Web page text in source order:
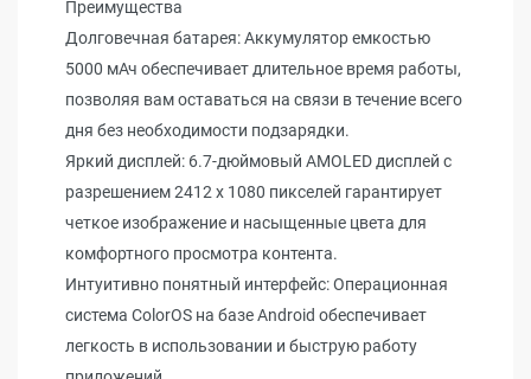
Преимущества
Долговечная батарея: Аккумулятор емкостью
5000 мАч обеспечивает длительное время работы,
позволяя вам оставаться на связи в течение всего
дня без необходимости подзарядки.
Яркий дисплей: 6.7-дюймовый AMOLED дисплей с
разрешением 2412 x 1080 пикселей гарантирует
четкое изображение и насыщенные цвета для
комфортного просмотра контента.
Интуитивно понятный интерфейс: Операционная
система ColorOS на базе Android обеспечивает
легкость в использовании и быструю работу